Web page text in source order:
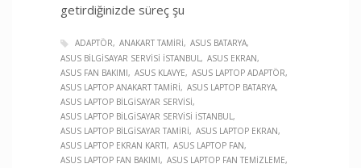
getirdiğinizde süreç şu
ADAPTÖR ANAKART TAMIRI
ASUS BATARYA
ASUS BILGISAYAR SERVISI İSTANBUL ASUS EKRAN
ASUS FAN BAKIMI
ASUS KLAVYE
ASUS LAPTOP ADAPTÖR
ASUS LAPTOP ANAKART TAMIRI
ASUS LAPTOP BATARYA
ASUS LAPTOP BILGISAYAR SERVISI
ASUS LAPTOP BILGISAYAR SERVISI İSTANBUL
ASUS LAPTOP BILGISAYAR TAMIRI
ASUS LAPTOP EKRAN
ASUS LAPTOP EKRAN KARTI
ASUS LAPTOP FAN
ASUS LAPTOP FAN BAKIMI
ASUS LAPTOP FAN TEMIZLEME